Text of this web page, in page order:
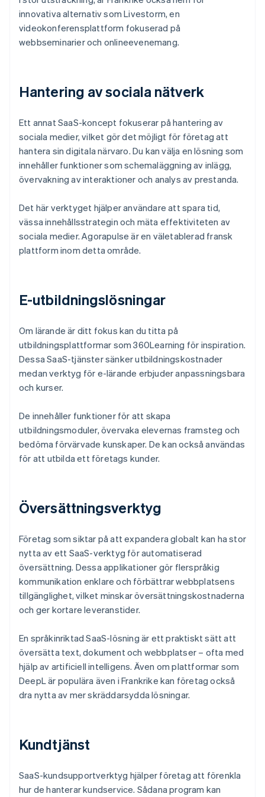
innovativa alternativ som Livestorm, en
videokonferensplattform fokuserad på
webbseminarier och onlineevenemang.
Hantering av sociala nätverk
Ett annat SaaS-koncept fokuserar på hantering av
sociala medier, vilket gör det möjligt för företag att
hantera sin digitala närvaro. Du kan välja en lösning som
innehåller funktioner som schemaläggning av inlägg,
övervakning av interaktioner och analys av prestanda.
Det här verktyget hjälper användare att spara tid,
vässa innehållsstrategin och mäta effektiviteten av
sociala medier. Agorapulse är en väletablerad fransk
plattform inom detta område.
E-utbildningslösningar
Om lärande är ditt fokus kan du titta på
utbildningsplattformar som 360Learning för inspiration.
Dessa SaaS-tjänster sänker utbildningskostnader
medan verktyg för e-lärande erbjuder anpassningsbara
och kurser.
De innehåller funktioner för att skapa
utbildningsmoduler, övervaka elevernas framsteg och
bedöma förvärvade kunskaper. De kan också användas
för att utbilda ett företags kunder.
Översättningsverktyg
Företag som siktar på att expandera globalt kan ha stor
nytta av ett SaaS-verktyg för automatiserad
översättning. Dessa applikationer gör flerspråkig
kommunikation enklare och förbättrar webbplatsens
tillgänglighet, vilket minskar översättningskostnaderna
och ger kortare leveranstider.
En språkinriktad SaaS-lösning är ett praktiskt sätt att
översätta text, dokument och webbplatser – ofta med
hjälp av artificiell intelligens. Även om plattformar som
DeepL är populära även i Frankrike kan företag också
dra nytta av mer skräddarsydda lösningar.
Kundtjänst
SaaS-kundsupportverktyg hjälper företag att förenkla
hur de hanterar kundservice. Sådana program kan